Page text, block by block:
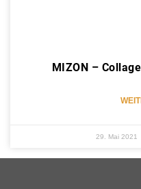
MIZON –
29. Mai 2021